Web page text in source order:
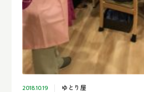
2018.10.19 ゆとり屋